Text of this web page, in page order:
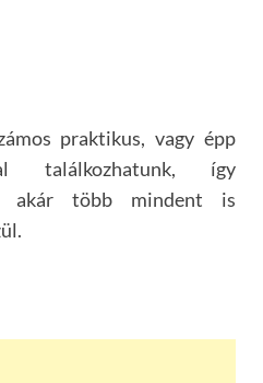
praktikus, vagy épp
találkozhatunk, így
akár több mindent is